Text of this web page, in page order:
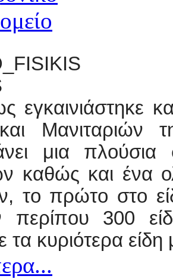
εγκαινιάστηκε
και
μια
καθώς και ένα
το πρώτο στο
περίπου 300
τα κυριότερα είδη